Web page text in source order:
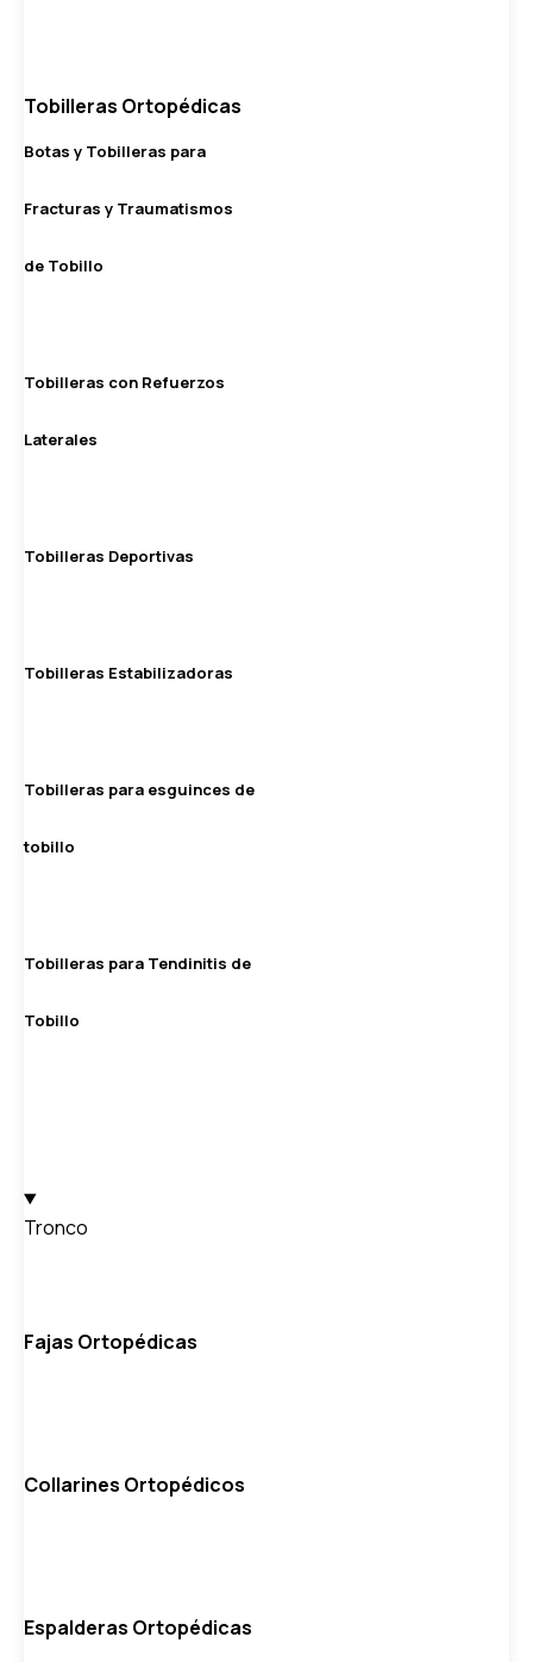
Tobilleras Ortopédicas
Botas y Tobilleras para
Fracturas y Traumatismos
de Tobillo
Tobilleras con Refuerzos
Laterales
Tobilleras Deportivas
Tobilleras Estabilizadoras
Tobilleras para esguinces de
tobillo
Tobilleras para Tendinitis de
Tobillo
Tronco
Fajas Ortopédicas
Collarines Ortopédicos
Espalderas Ortopédicas